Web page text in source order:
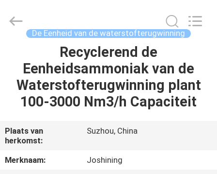
PRODUCTEN
ONS
FABRIEKSTOCHT
Technology
Co.,Ltd.
De Eenheid van de waterstofterugwinning
Recyclerend de
Eenheidsammoniak van de
Waterstofterugwinning plant
100-3000 Nm3/h Capaciteit
Plaats van
herkomst:
Suzhou, China
Merknaam:
Joshining